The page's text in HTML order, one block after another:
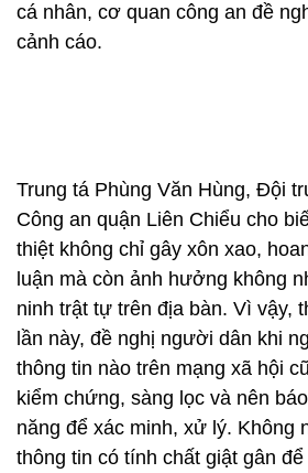
cá nhân, cơ quan công an đề
cảnh cáo.
Trung tá Phùng Văn Hùng, Đội
Công an quận Liên Chiểu cho
thiệt không chỉ gây xôn xao,
luận mà còn ảnh hưởng không
ninh trật tự trên địa bàn. Vì vậy,
lần này, đề nghị người dân khi
thông tin nào trên mạng xã hội
kiểm chứng, sàng lọc và nên
năng để xác minh, xử lý. Không
thông tin có tính chất giật gân để